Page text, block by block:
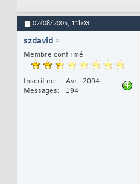
02/08/2005, 11h03
szdavid
Membre confirmé
Inscrit en
Avril 2004
Messages
194